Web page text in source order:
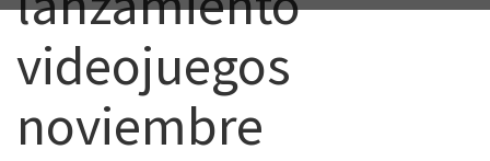
videojuegos
noviembre